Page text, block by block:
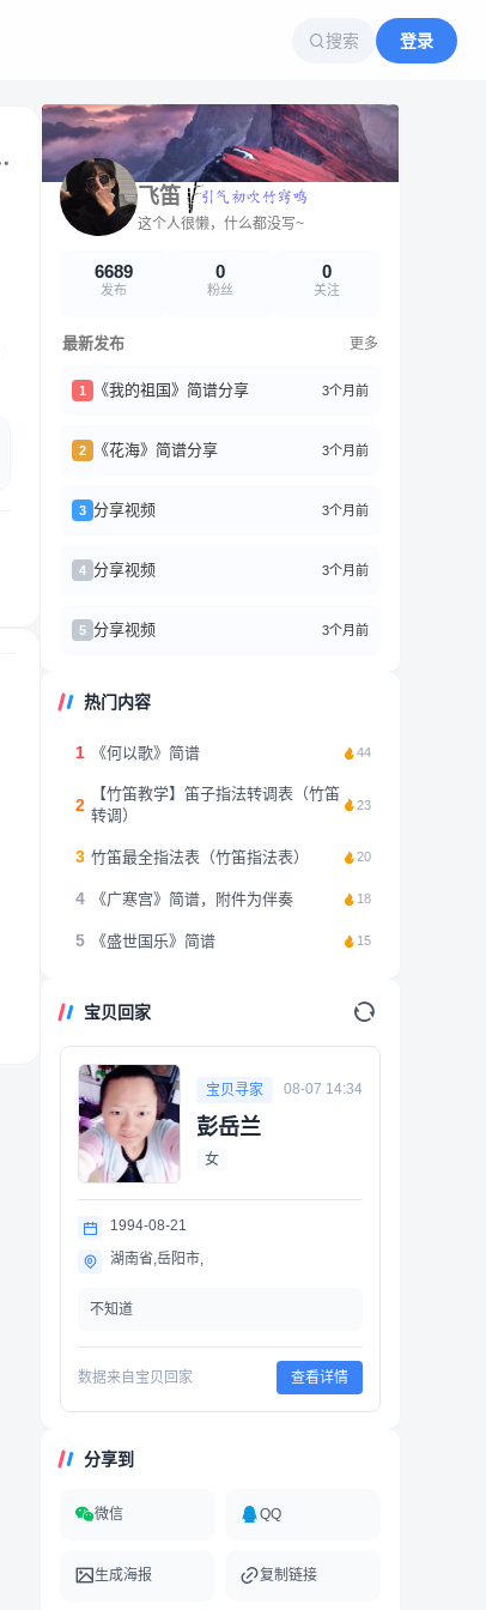
搜索 登录
飞笛
这个人很懒，什么都没写~
6689
发布
0
粉丝
0
关注
最新发布 更多
1 《我的祖国》简谱分享 3个月前
2 《花海》简谱分享 3个月前
3 分享视频 3个月前
4 分享视频 3个月前
5 分享视频 3个月前
热门内容
1 《何以歌》简谱 44
2
【竹笛教学】笛子指法转调表（竹笛
转调）
23
3 竹笛最全指法表（竹笛指法表） 20
4 《广寒宫》简谱，附件为伴奏 18
5 《盛世国乐》简谱 15
宝贝回家
宝贝寻家 08-07 14:34
彭岳兰
女
1994-08-21
湖南省,岳阳市,
不知道
数据来自宝贝回家 查看详情
分享到
微信 QQ
生成海报 复制链接